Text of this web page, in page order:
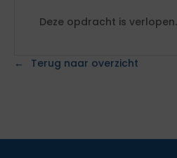
Deze opdracht is verlopen.
Terug naar overzicht